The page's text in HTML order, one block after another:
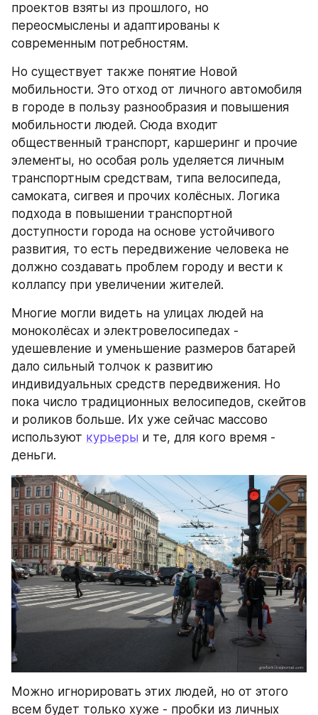
проектов взяты из прошлого, но
переосмыслены и адаптированы к
современным потребностям.
Но существует также понятие Новой
мобильности. Это отход от личного автомобиля
в городе в пользу разнообразия и повышения
мобильности людей. Сюда входит
общественный транспорт, каршеринг и прочие
элементы, но особая роль уделяется личным
транспортным средствам, типа велосипеда,
самоката, сигвея и прочих колёсных. Логика
подхода в повышении транспортной
доступности города на основе устойчивого
развития, то есть передвижение человека не
должно создавать проблем городу и вести к
коллапсу при увеличении жителей.
Многие могли видеть на улицах людей на
моноколёсах и электровелосипедах -
удешевление и уменьшение размеров батарей
дало сильный толчок к развитию
индивидуальных средств передвижения. Но
пока число традиционных велосипедов, скейтов
и роликов больше. Их уже сейчас массово
используют курьеры и те, для кого время -
деньги.
Можно игнорировать этих людей, но от этого
всем будет только хуже - пробки из личных